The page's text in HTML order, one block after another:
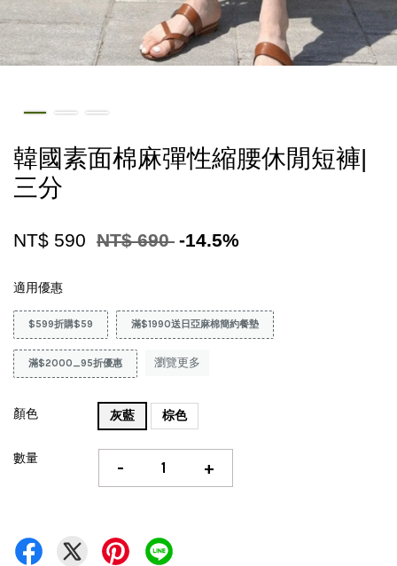
韓國素面棉麻彈性縮腰休閒短褲|
三分
NT$ 590 NT$ 690 -14.5%
適用優惠
$599折購$59 滿$1990送日亞麻棉簡約餐墊
滿$2000_95折優惠 瀏覽更多
顏色 灰藍 棕色
數量 - +